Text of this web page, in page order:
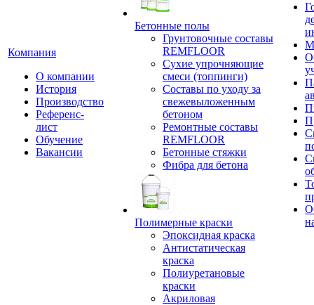
Компания
О компании
История
Производство
Референс-
лист
Обучение
Вакансии
Бетонные полы
Грунтовочные составы
REMFLOOR
Сухие упрочняющие
смеси (топпинги)
Составы по уходу за
свежевыложенным
бетоном
Ремонтные составы
REMFLOOR
Бетонные стяжки
Фибра для бетона
Полимерные краски
Эпоксидная краска
Антистатическая
краска
Полиуретановые
краски
Акриловая